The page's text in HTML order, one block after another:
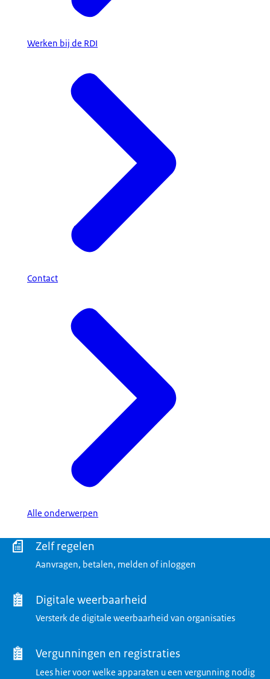
Werken bij de RDI
Contact
Alle onderwerpen
Menu Zelf regelen
Aanvragen, betalen, melden of inloggen
Digitale weerbaarheid
Versterk de digitale weerbaarheid van organisaties
Vergunningen en registraties
Lees hier voor welke apparaten u een vergunning nodig